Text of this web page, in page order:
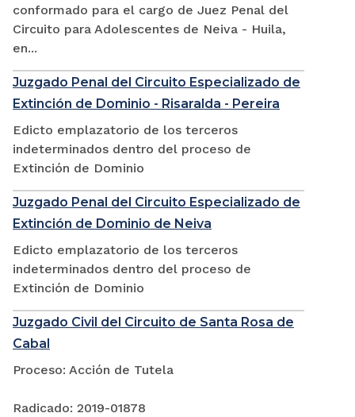
conformado para el cargo de Juez Penal del
Circuito para Adolescentes de Neiva - Huila,
en...
Juzgado Penal del Circuito Especializado de
Extinción de Dominio - Risaralda - Pereira
Edicto emplazatorio de los terceros
indeterminados dentro del proceso de
Extinción de Dominio
Juzgado Penal del Circuito Especializado de
Extinción de Dominio de Neiva
Edicto emplazatorio de los terceros
indeterminados dentro del proceso de
Extinción de Dominio
Juzgado Civil del Circuito de Santa Rosa de
Cabal
Proceso: Acción de Tutela
Radicado: 2019-01878